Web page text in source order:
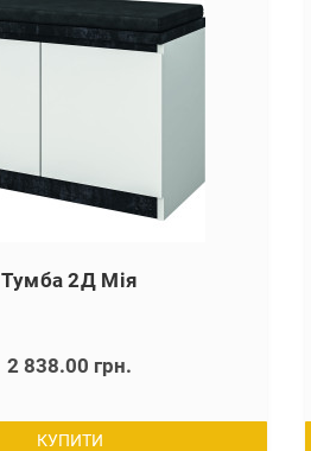
Тумба 2Д Мія
2 838.00 грн.
КУПИТИ